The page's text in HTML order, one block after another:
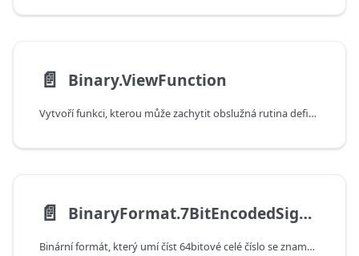
📄️ Binary.ViewFunction
Vytvoří funkci, kterou může zachytit obslužná rutina definovaná v zobrazení (prostřednictvím Binary.View).
📄️ BinaryFormat.7BitEncodedSignedInteger
Binární formát, který umí číst 64bitové celé číslo se znaménkem kódované pomocí 7bitového kódování s proměnnou délkou